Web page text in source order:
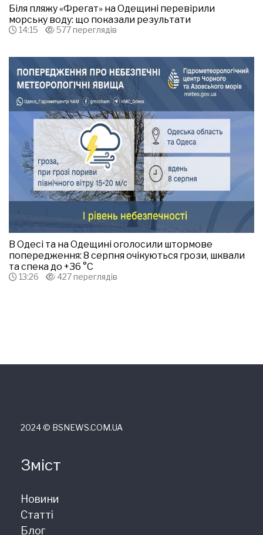
Біля пляжу «Фрегат» на Одещині перевірили
морську воду: що показали результати
14:15 577 переглядів
В Одесі та на Одещині оголосили штормове
попередження: 8 серпня очікуються грози, шквали
та спека до +36 °С
13:26 427 переглядів
2024 © ВSNEWS.COM.UA
Зміст
Новини
Статті
Блог